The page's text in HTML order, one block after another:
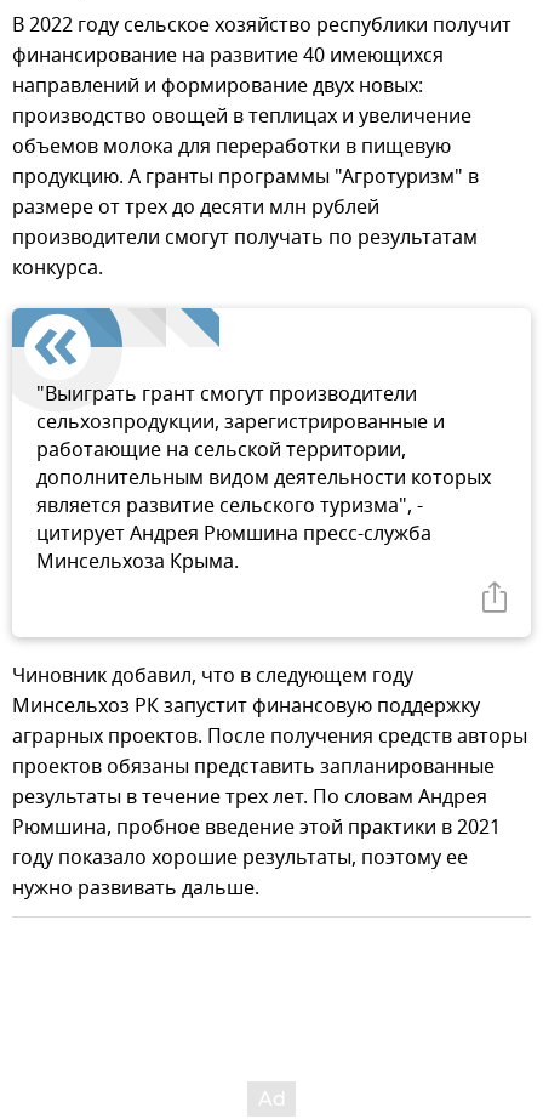
В 2022 году сельское хозяйство республики получит
финансирование на развитие 40 имеющихся
направлений и формирование двух новых:
производство овощей в теплицах и увеличение
объемов молока для переработки в пищевую
продукцию. А гранты программы "Агротуризм" в
размере от трех до десяти млн рублей
производители смогут получать по результатам
конкурса.
"Выиграть грант смогут производители
сельхозпродукции, зарегистрированные и
работающие на сельской территории,
дополнительным видом деятельности которых
является развитие сельского туризма", -
цитирует Андрея Рюмшина пресс-служба
Минсельхоза Крыма.
Чиновник добавил, что в следующем году
Минсельхоз РК запустит финансовую поддержку
аграрных проектов. После получения средств авторы
проектов обязаны представить запланированные
результаты в течение трех лет. По словам Андрея
Рюмшина, пробное введение этой практики в 2021
году показало хорошие результаты, поэтому ее
нужно развивать дальше.